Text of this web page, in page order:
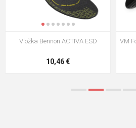
VM Footwear 3009 Vkladacia
5,21 €
VM